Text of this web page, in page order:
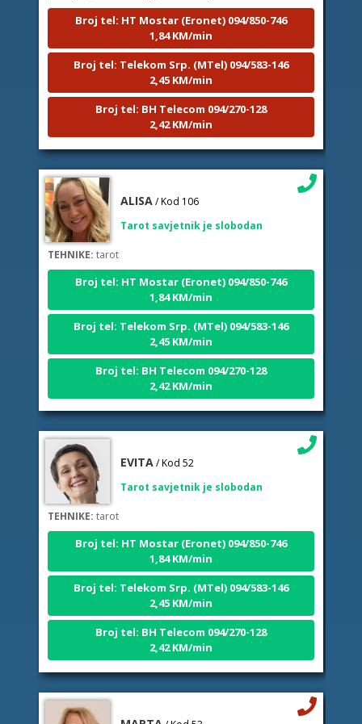
Broj tel: HT Mostar (Eronet) 094/850-746
1,84 KM/min
Broj tel: Telekom Srp. (MTel) 094/583-146
2,45 KM/min
Broj tel: BH Telecom 094/270-128
2,42 KM/min
TEHNIKE:tarot
Broj tel: HT Mostar (Eronet) 094/850-746
1,84 KM/min
Broj tel: Telekom Srp. (MTel) 094/583-146
2,45 KM/min
Broj tel: BH Telecom 094/270-128
2,42 KM/min
TEHNIKE:tarot
Broj tel: HT Mostar (Eronet) 094/850-746
1,84 KM/min
Broj tel: Telekom Srp. (MTel) 094/583-146
2,45 KM/min
Broj tel: BH Telecom 094/270-128
2,42 KM/min